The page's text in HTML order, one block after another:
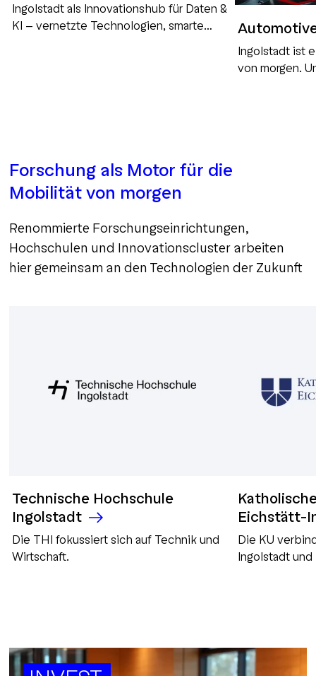
Ingolstadt als Innovationshub für Daten &
KI – vernetzte Technologien, smarte
Ingolstadt ist
von morgen.
Forschung als Motor für die
Mobilität von morgen
Renommierte Forschungseinrichtungen,
Hochschulen und Innovationscluster arbeiten
hier gemeinsam an den Technologien der Zukunft
Technische Hochschule
Ingolstadt
Die THI fokussiert sich auf Technik und
Wirtschaft.
Eichstätt-
Die KU
Ingolstadt